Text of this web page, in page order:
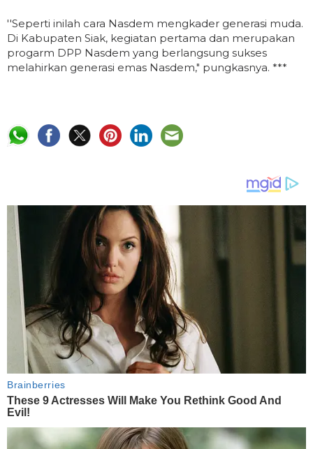
''Seperti inilah cara Nasdem mengkader generasi muda.
Di Kabupaten Siak, kegiatan pertama dan merupakan
progarm DPP Nasdem yang berlangsung sukses
melahirkan generasi emas Nasdem," pungkasnya. ***